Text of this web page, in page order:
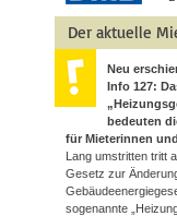
Der aktuelle
Neu
Info 127:
bedeuten
für Mieterinnen
Lang umstritten tritt
Gesetz zur
sogenannte